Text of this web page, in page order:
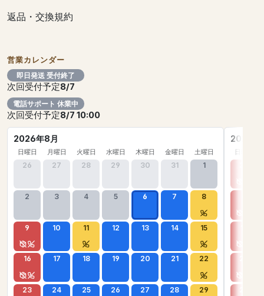
返品・交換規約
営業カレンダー
即日発送 受付終了
次回受付予定8/7
電話サポート 休業中
次回受付予定8/7 10:00
2026年8月
日曜日 月曜日 火曜日 水曜日 木曜日 金曜日 土曜日
26 27 28 29 30 31 1
2 3 4 5 6 7 8
9 10 11 12 13 14 15
16 17 18 19 20 21 22
23 24 25 26 27 28 29
2026年
日曜日